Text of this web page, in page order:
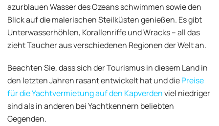
azurblauen Wasser des Ozeans schwimmen sowie den
Blick auf die malerischen Steilküsten genießen. Es gibt
Unterwasserhöhlen, Korallenriffe und Wracks – all das
zieht Taucher aus verschiedenen Regionen der Welt an.
Beachten Sie, dass sich der Tourismus in diesem Land in
den letzten Jahren rasant entwickelt hat und diePreise
für die Yachtvermietung auf den Kapverdenviel niedriger
sind als in anderen bei Yachtkennern beliebten
Gegenden.